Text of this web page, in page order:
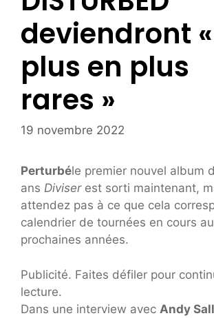
deviendront
plus en plus
rares »
19 novembre 2022
Perturbéle premier nouvel album
ans Diviserest sorti maintenant,
attendez pas à ce que cela
calendrier de tournées en cours
prochaines années.
Publicité. Faites défiler pour
lecture.
Dans une interview avec Andy